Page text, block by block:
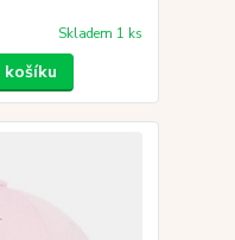
Skladem 1 ks